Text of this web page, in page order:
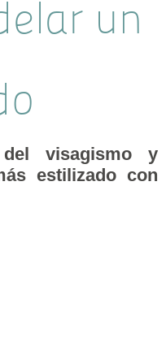
un
visagismo y
estilizado con